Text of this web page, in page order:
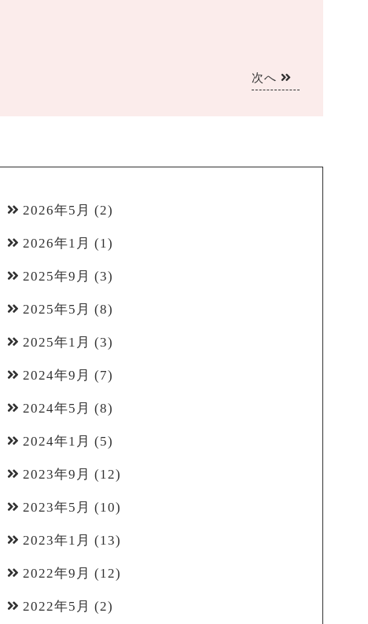
次へ
2026年5月 (2)
2026年1月 (1)
2025年9月 (3)
2025年5月 (8)
2025年1月 (3)
2024年9月 (7)
2024年5月 (8)
2024年1月 (5)
2023年9月 (12)
2023年5月 (10)
2023年1月 (13)
2022年9月 (12)
2022年5月 (2)